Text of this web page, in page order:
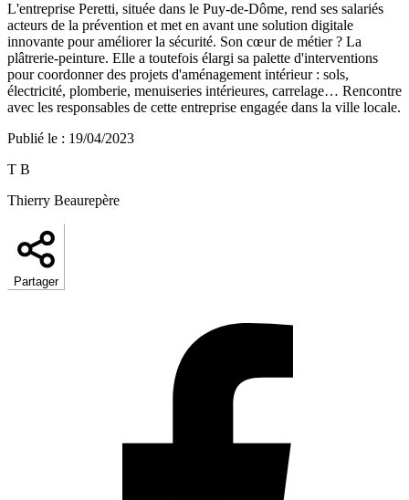
L'entreprise Peretti, située dans le Puy-de-Dôme, rend ses salariés
acteurs de la prévention et met en avant une solution digitale
innovante pour améliorer la sécurité. Son cœur de métier ? La
plâtrerie-peinture. Elle a toutefois élargi sa palette d'interventions
pour coordonner des projets d'aménagement intérieur : sols,
électricité, plomberie, menuiseries intérieures, carrelage… Rencontre
avec les responsables de cette entreprise engagée dans la ville locale.
Publié le : 19/04/2023
T B
Thierry Beaurepère
Partager